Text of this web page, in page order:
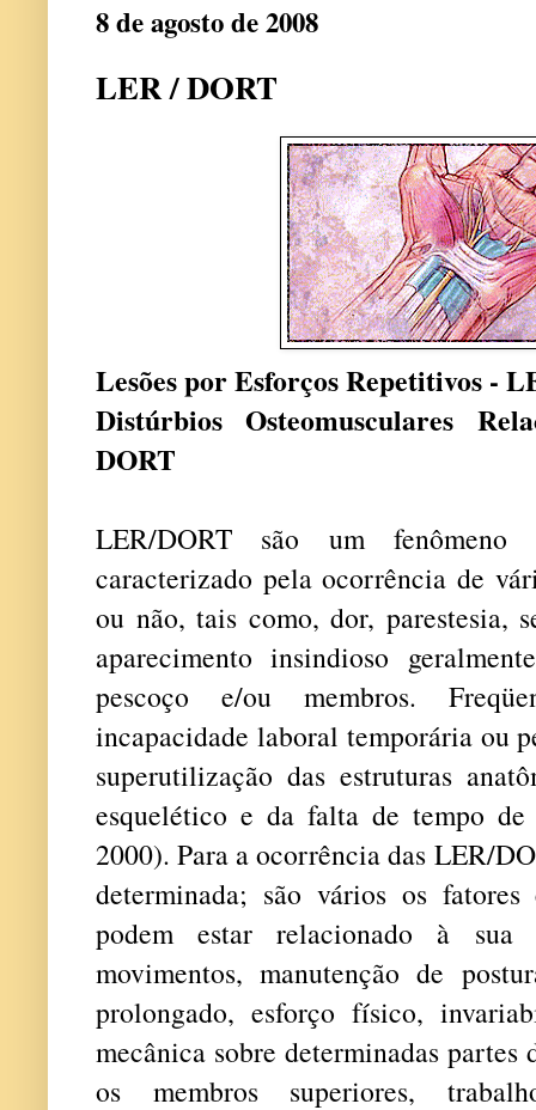
8 de agosto de 2008
LER / DORT
Lesões por Esforços Repetitivos -
Distúrbios Osteomusculares
DORT
LER/DORT são um fenômeno
caracterizado pela ocorrência de
ou não, tais como, dor, parestesia,
aparecimento insindioso
pescoço e/ou membros.
incapacidade laboral temporária ou
superutilização das estruturas
esquelético e da falta de tempo
2000). Para a ocorrência das LER/
determinada; são vários os
podem estar relacionado à sua
movimentos, manutenção de
prolongado, esforço físico,
mecânica sobre determinadas
os membros superiores,